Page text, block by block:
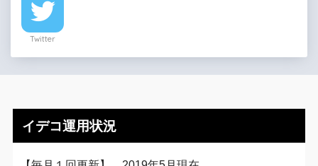
Twitter
イデコ運用状況